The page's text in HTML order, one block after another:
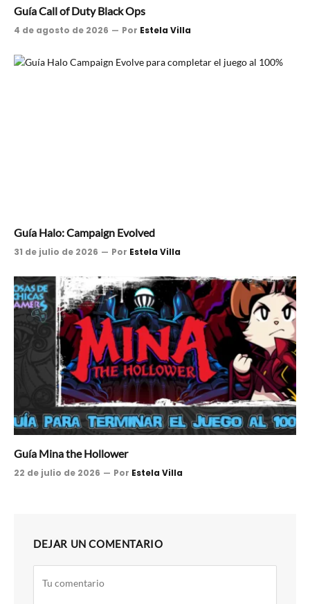
Guía Call of Duty Black Ops
4 de agosto de 2026 Por Estela Villa
Guía Halo: Campaign Evolved
31 de julio de 2026 Por Estela Villa
Guía Mina the Hollower
22 de julio de 2026 Por Estela Villa
DEJAR UN COMENTARIO